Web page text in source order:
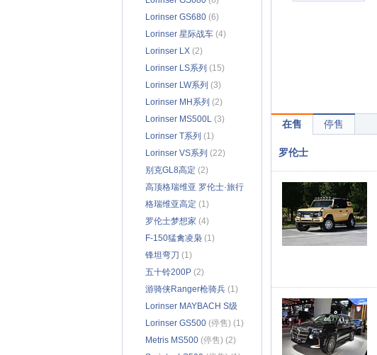
Lorinser GS680 (6)
Lorinser 星际战车 (4)
Lorinser LX (2)
Lorinser LS系列 (15)
Lorinser LW系列 (3)
Lorinser MH系列 (2)
Lorinser MS500L (3)
Lorinser T系列 (1)
Lorinser VS系列 (22)
别克GL8高定 (2)
高顶格瑞维亚 罗伦士·旅行
家(3)
格瑞维亚高定 (1)
罗伦士梦想家 (4)
F-150猛禽凌枭 (1)
锋坦弯刀 (1)
五十铃200P (2)
游骑侠Ranger枪骑兵 (1)
Lorinser MAYBACH S级
(停售) (6)
Lorinser GS500 (停售) (1)
Metris MS500 (停售) (2)
在售 停售
罗伦士